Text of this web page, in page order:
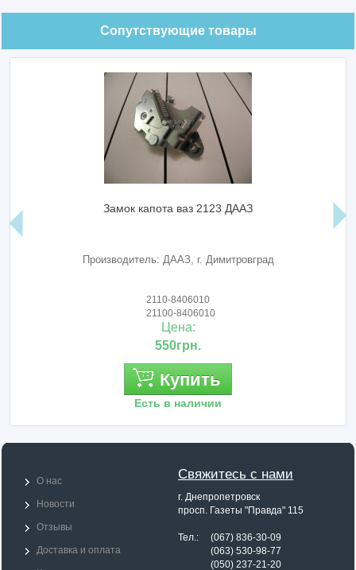
Сопутствующие товары
Замок капота ваз 2123 ДААЗ
Производитель: ДААЗ, г. Димитровград
2110-8406010
21100-8406010
Цена:
550грн.
Купить
Есть в наличии
Свяжитесь с нами
г. Днепропетровск
просп. Газеты "Правда" 115
Тел.: (067) 836-30-09
(063) 530-98-77
(050) 237-21-20
О нас
Новости
Отзывы
Доставка и оплата